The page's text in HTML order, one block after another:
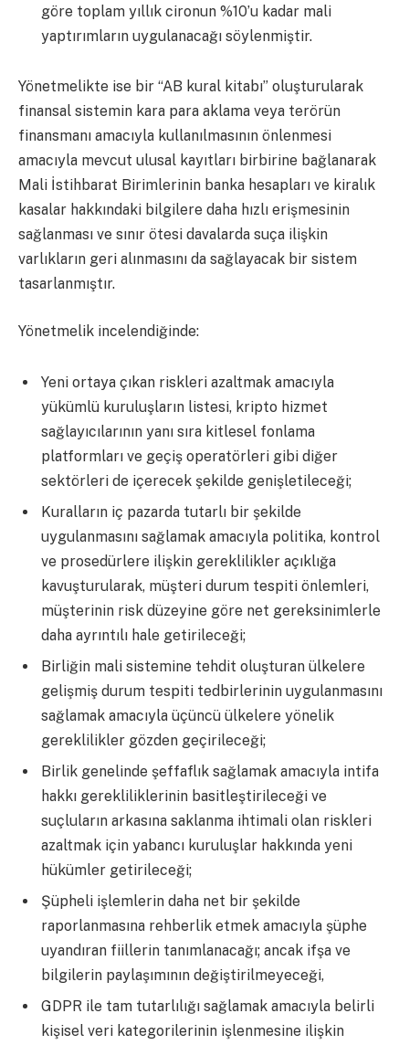
göre toplam yıllık cironun %10’u kadar mali
yaptırımların uygulanacağı söylenmiştir.
Yönetmelikte ise bir “AB kural kitabı” oluşturularak
finansal sistemin kara para aklama veya terörün
finansmanı amacıyla kullanılmasının önlenmesi
amacıyla mevcut ulusal kayıtları birbirine bağlanarak
Mali İstihbarat Birimlerinin banka hesapları ve kiralık
kasalar hakkındaki bilgilere daha hızlı erişmesinin
sağlanması ve sınır ötesi davalarda suça ilişkin
varlıkların geri alınmasını da sağlayacak bir sistem
tasarlanmıştır.
Yönetmelik incelendiğinde:
Yeni ortaya çıkan riskleri azaltmak amacıyla
yükümlü kuruluşların listesi, kripto hizmet
sağlayıcılarının yanı sıra kitlesel fonlama
platformları ve geçiş operatörleri gibi diğer
sektörleri de içerecek şekilde genişletileceği;
Kuralların iç pazarda tutarlı bir şekilde
uygulanmasını sağlamak amacıyla politika, kontrol
ve prosedürlere ilişkin gereklilikler açıklığa
kavuşturularak, müşteri durum tespiti önlemleri,
müşterinin risk düzeyine göre net gereksinimlerle
daha ayrıntılı hale getirileceği;
Birliğin mali sistemine tehdit oluşturan ülkelere
gelişmiş durum tespiti tedbirlerinin uygulanmasını
sağlamak amacıyla üçüncü ülkelere yönelik
gereklilikler gözden geçirileceği;
Birlik genelinde şeffaflık sağlamak amacıyla intifa
hakkı gerekliliklerinin basitleştirileceği ve
suçluların arkasına saklanma ihtimali olan riskleri
azaltmak için yabancı kuruluşlar hakkında yeni
hükümler getirileceği;
Şüpheli işlemlerin daha net bir şekilde
raporlanmasına rehberlik etmek amacıyla şüphe
uyandıran fiillerin tanımlanacağı; ancak ifşa ve
bilgilerin paylaşımının değiştirilmeyeceği,
GDPR ile tam tutarlılığı sağlamak amacıyla belirli
kişisel veri kategorilerinin işlenmesine ilişkin